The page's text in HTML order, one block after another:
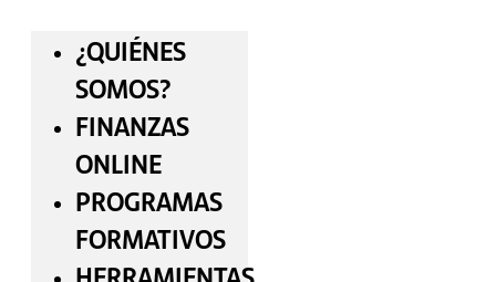
¿QUIÉNES
SOMOS?
FINANZAS
ONLINE
PROGRAMAS
FORMATIVOS